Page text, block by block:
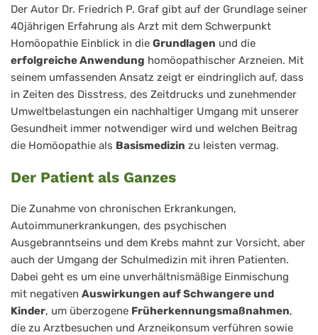
Der Autor Dr. Friedrich P. Graf gibt auf der Grundlage seiner
40jährigen Erfahrung als Arzt mit dem Schwerpunkt
Homöopathie Einblick in die Grundlagen und die
erfolgreiche Anwendung homöopathischer Arzneien. Mit
seinem umfassenden Ansatz zeigt er eindringlich auf, dass
in Zeiten des Disstress, des Zeitdrucks und zunehmender
Umweltbelastungen ein nachhaltiger Umgang mit unserer
Gesundheit immer notwendiger wird und welchen Beitrag
die Homöopathie als Basismedizin zu leisten vermag.
Der Patient als Ganzes
Die Zunahme von chronischen Erkrankungen,
Autoimmunerkrankungen, des psychischen
Ausgebranntseins und dem Krebs mahnt zur Vorsicht, aber
auch der Umgang der Schulmedizin mit ihren Patienten.
Dabei geht es um eine unverhältnismäßige Einmischung
mit negativen Auswirkungen auf Schwangere und
Kinder, um überzogene Früherkennungsmaßnahmen,
die zu Arztbesuchen und Arzneikonsum verführen sowie